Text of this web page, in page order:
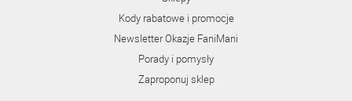
Kody rabatowe i promocje
Newsletter Okazje FaniMani
Porady i pomysły
Zaproponuj sklep